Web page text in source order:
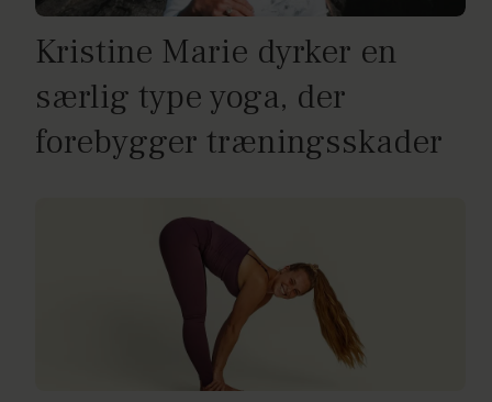
Kristine Marie dyrker en
særlig type yoga, der
forebygger træningsskader